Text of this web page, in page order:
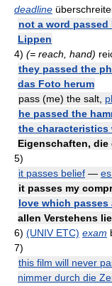
deadline
not a word passed
Lippen
4) (= reach, hand)
they passed the
das Foto herum
pass (me) the salt,
he passed the
the characteristics
Eigenschaften, die
5)
it passes belief —
it passes my
love which
allen Verstehens
6) (UNIV ETC) exam
7)
this film will never
nimmer durch die